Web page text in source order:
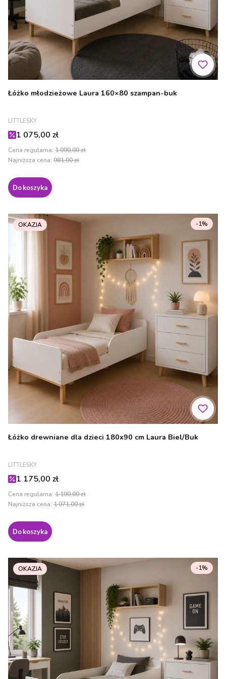
Łóżko młodzieżowe Laura 160×80 szampan-buk
PRODUCENT
LITTLESKY
Cena promocyjna
1 075,00 zł
Cena regularna: 1 090,00 zł
Najniższa cena: 981,00 zł
Do koszyka
OKAZJA
Łóżko drewniane dla dzieci 180x90 cm Laura Biel/Buk
PRODUCENT
LITTLESKY
Cena promocyjna
1 175,00 zł
Cena regularna: 1 190,00 zł
-1%
Najniższa cena: 1 071,00 zł
Do koszyka
OKAZJA -1%